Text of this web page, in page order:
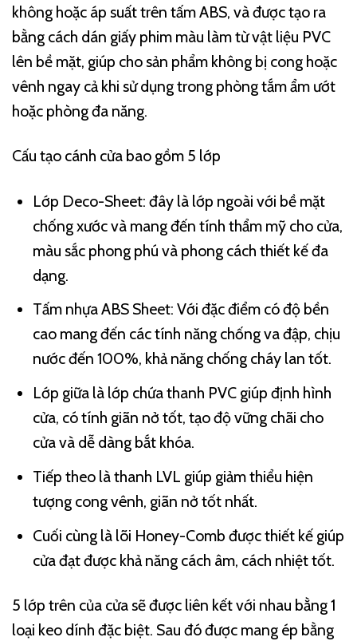
không hoặc áp suất trên tấm ABS, và được tạo ra
bằng cách dán giấy phim màu làm từ vật liệu PVC
lên bề mặt, giúp cho sản phẩm không bị cong hoặc
vênh ngay cả khi sử dụng trong phòng tắm ẩm ướt
hoặc phòng đa năng.
Cấu tạo cánh cửa bao gồm 5 lớp
Lớp Deco-Sheet: đây là lớp ngoài với bề mặt
chống xước và mang đến tính thẩm mỹ cho cửa,
màu sắc phong phú và phong cách thiết kế đa
dạng.
Tấm nhựa ABS Sheet: Với đặc điểm có độ bền
cao mang đến các tính năng chống va đập, chịu
nước đến 100%, khả năng chống cháy lan tốt.
Lớp giữa là lớp chứa thanh PVC giúp định hình
cửa, có tính giãn nở tốt, tạo độ vững chãi cho
cửa và dễ dàng bắt khóa.
Tiếp theo là thanh LVL giúp giảm thiểu hiện
tượng cong vênh, giãn nở tốt nhất.
Cuối cùng là lõi Honey-Comb được thiết kế giúp
cửa đạt được khả năng cách âm, cách nhiệt tốt.
5 lớp trên của cửa sẽ được liên kết với nhau bằng 1
loại keo dính đặc biệt. Sau đó được mang ép bằng